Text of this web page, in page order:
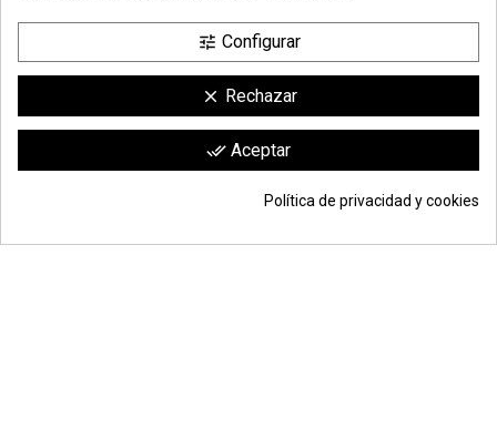
clic aquí para mostrar el certificado.
tune Configurar
clear Rechazar
done_all Aceptar
Política de privacidad y cookies